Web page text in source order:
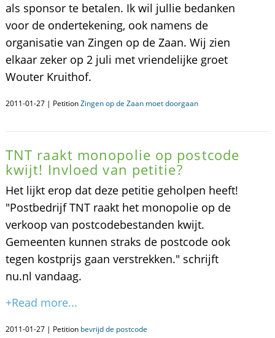
als sponsor te betalen. Ik wil jullie bedanken
voor de ondertekening, ook namens de
organisatie van Zingen op de Zaan. Wij zien
elkaar zeker op 2 juli met vriendelijke groet
Wouter Kruithof.
2011-01-27 | PetitionZingen op de Zaan moet doorgaan
TNT raakt monopolie op postcode
kwijt! Invloed van petitie?
Het lijkt erop dat deze petitie geholpen heeft!
"Postbedrijf TNT raakt het monopolie op de
verkoop van postcodebestanden kwijt.
Gemeenten kunnen straks de postcode ook
tegen kostprijs gaan verstrekken." schrijft
nu.nl vandaag.
+Read more...
2011-01-27 | Petition bevrijd de postcode